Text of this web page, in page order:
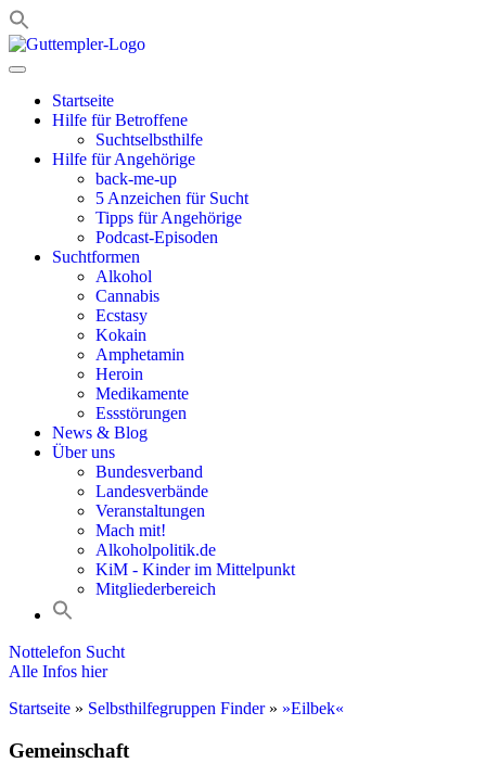
Zum
Inhalt
Startseite
Hilfe für Betroffene
Suchtselbsthilfe
Hilfe für Angehörige
back-me-up
5 Anzeichen für Sucht
Tipps für Angehörige
Podcast-Episoden
Suchtformen
Alkohol
Cannabis
Ecstasy
Kokain
Amphetamin
Heroin
Medikamente
Essstörungen
News & Blog
Über uns
Bundesverband
Landesverbände
Veranstaltungen
Mach mit!
Alkoholpolitik.de
KiM - Kinder im Mittelpunkt
Mitgliederbereich
Nottelefon Sucht
Alle Infos hier
Startseite » Selbsthilfegruppen Finder» »Eilbek«
Gemeinschaft